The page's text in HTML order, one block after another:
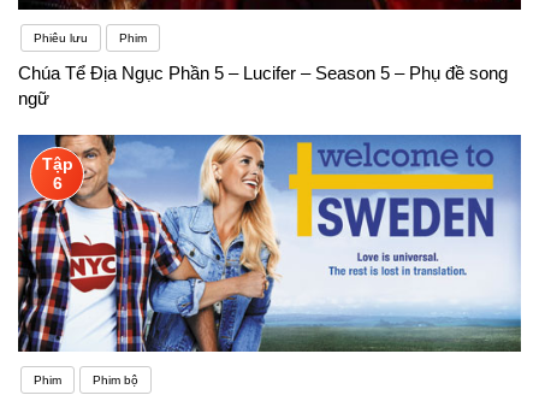
Phiêu lưu Phim
Chúa Tể Địa Ngục Phần 5 – Lucifer – Season 5 – Phụ đề song
ngữ
Tập
6
Phim Phim bộ